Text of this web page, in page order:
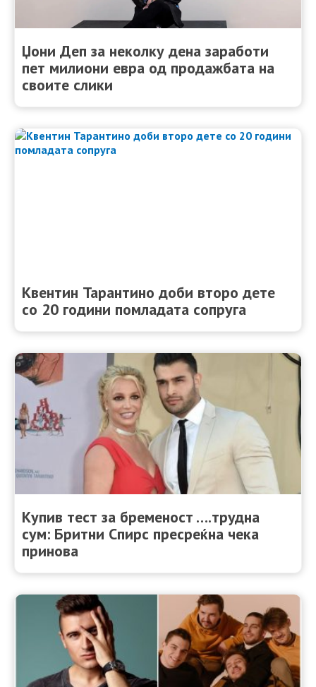
Џони Деп за неколку дена заработи
пет милиони евра од продажбата на
своите слики
Квентин Тарантино доби второ дете
со 20 години помладата сопруга
Купив тест за бременост ….трудна
сум: Бритни Спирс пресреќна чека
принова